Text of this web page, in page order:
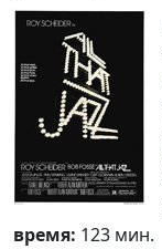
время: 123 мин.